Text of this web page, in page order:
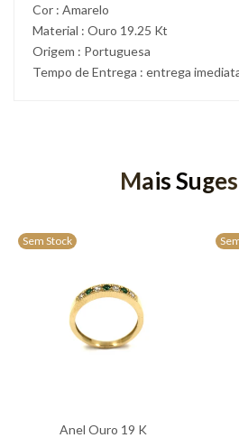
Cor : Amarelo
Material : Ouro 19.25 Kt
Origem : Portuguesa
Tempo de Entrega : entrega
Mais
Sem Stock
Anel Ouro 19 K